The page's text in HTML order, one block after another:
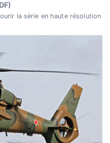
la série en haute résolution